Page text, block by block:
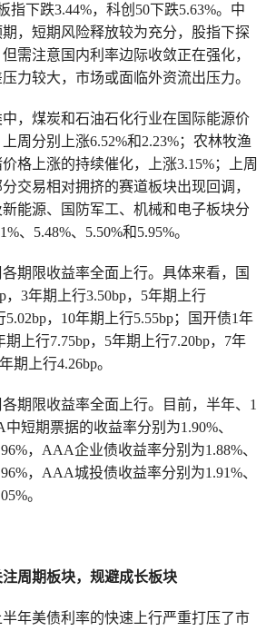
指下跌3.44%，科创50下跌5.63%。中
，短期风险释放较为充分，股指下探
需注意国内利率边际收敛正在强化，
力较大，市场或面临外资流出压力。
，煤炭和石油石化行业在国际能源价
周分别上涨6.52%和2.23%；农林牧渔
格上涨的持续催化，上涨3.15%；上周
交易相对拥挤的赛道板块出现回调，
能源、国防军工、机械和电子板块分
、5.48%、5.50%和5.95%。
期限收益率全面上行。具体来看，国
，3年期上行3.50bp，5年期上行
5.02bp，10年期上行5.55bp；国开债1年
期上行7.75bp，5年期上行7.20bp，7年
期上行4.26bp。
期限收益率全面上行。目前，半年、1
短期票据的收益率分别为1.90%、
，AAA企业债收益率分别为1.88%、
，AAA城投债收益率分别为1.91%、
。
周期板块，规避成长板块
年美债利率的快速上行严重打压了市